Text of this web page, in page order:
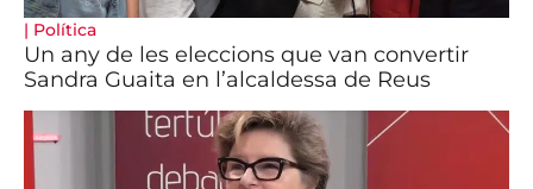
| Política
Un any de les eleccions que van convertir
Sandra Guaita en l’alcaldessa de Reus